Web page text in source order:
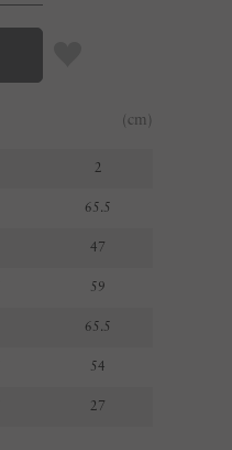
(cm)
2
65.5
47
59
65.5
54
27